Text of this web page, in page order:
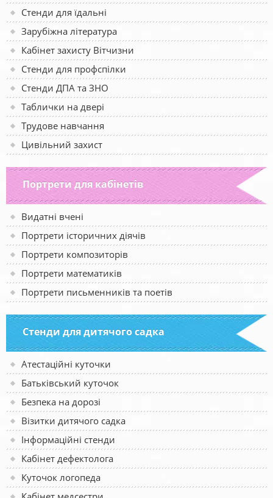
Стенди для їдальні
Зарубіжна література
Кабінет захисту Вітчизни
Стенди для профспілки
Стенди ДПА та ЗНО
Таблички на двері
Трудове навчання
Цивільний захист
Портрети для кабінетів
Видатні вчені
Портрети історичних діячів
Портрети композиторів
Портрети математиків
Портрети письменників та поетів
Стенди для дитячого садка
Атестаційні куточки
Батьківський куточок
Безпека на дорозі
Візитки дитячого садка
Інформаційні стенди
Кабінет дефектолога
Куточок логопеда